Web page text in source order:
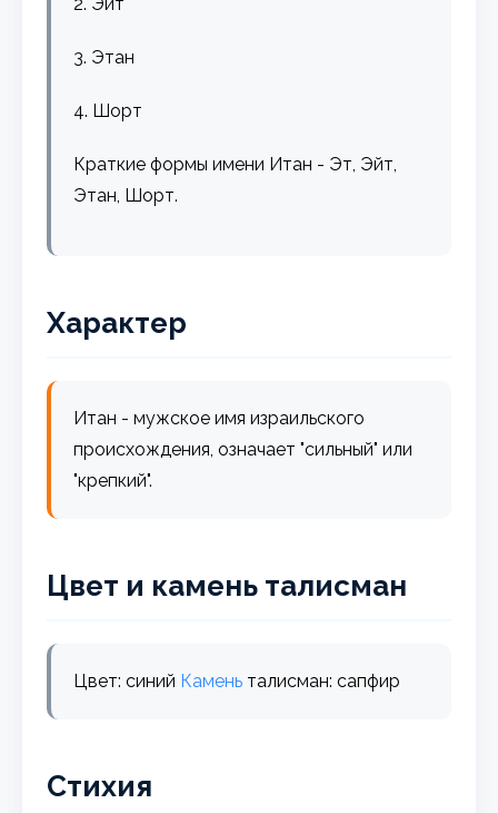
3. Этан
4. Шорт
Краткие формы имени Итан - Эт, Эйт,
Этан, Шорт.
Характер
Итан - мужское имя израильского
происхождения, означает "сильный" или
"крепкий".
Цвет и камень талисман
Цвет: синий Камень талисман: сапфир
Стихия